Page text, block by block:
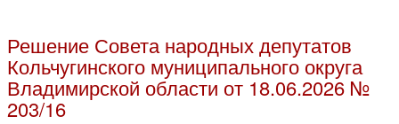
Решение Совета народных депутатов
Кольчугинского муниципального округа
Владимирской области от 18.06.2026 №
203/16